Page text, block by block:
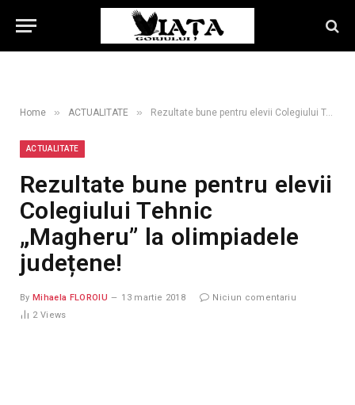
Home » ACTUALITATE » Rezultate bune pentru elevii Colegiului Tehnic „Magheru” la olimpiadele județene!
ACTUALITATE
Rezultate bune pentru elevii
Colegiului Tehnic
„Magheru” la olimpiadele
județene!
By Mihaela FLOROIU 13 martie 2018
Niciun comentariu
2Views